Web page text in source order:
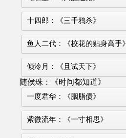
十四郎：《三千鸦杀》
鱼人二代：《校花的贴身高手》
倾泠月：《且试天下》
随侯珠：《时间都知道》
一度君华：《胭脂债》
紫微流年：《一寸相思》